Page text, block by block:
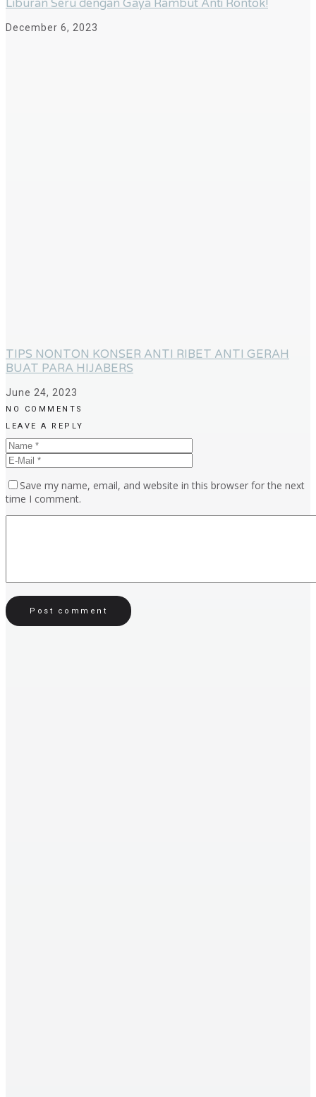
Liburan Seru dengan Gaya Rambut Anti Rontok!
December 6, 2023
TIPS NONTON KONSER ANTI RIBET ANTI GERAH
BUAT PARA HIJABERS
June 24, 2023
NO COMMENTS
LEAVE A REPLY
Save my name, email, and website in this browser for the next
time I comment.